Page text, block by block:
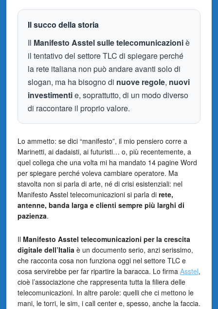
Il succo della storia
Il Manifesto Asstel sulle telecomunicazioniè
il tentativo del settore TLC di spiegare perché
la rete italiana non può andare avanti solo di
slogan, ma ha bisogno di nuove regole, nuovi
investimentie, soprattutto, di un modo diverso
di raccontare il proprio valore.
Lo ammetto: se dici “manifesto”, il mio pensiero corre a
Marinetti, ai dadaisti, ai futuristi… o, più recentemente, a
quel collega che una volta mi ha mandato 14 pagine Word
per spiegare perché voleva cambiare operatore. Ma
stavolta non si parla di arte, né di crisi esistenziali: nel
Manifesto Asstel telecomunicazioni si parla di rete,
antenne, banda larga e clienti sempre più larghi di
pazienza.
Il Manifesto Asstel telecomunicazioni per la crescita
digitale dell’Italiaè un documento serio, anzi serissimo,
che racconta cosa non funziona oggi nel settore TLC e
cosa servirebbe per far ripartire la baracca. Lo firma Asstel,
cioè l’associazione che rappresenta tutta la filiera delle
telecomunicazioni. In altre parole: quelli che ci mettono le
mani, le torri, le sim, i call center e, spesso, anche la faccia.